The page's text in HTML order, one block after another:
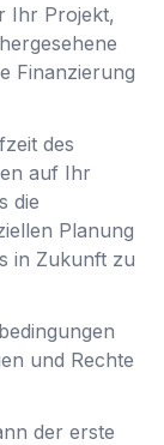
Ihr Projekt,
Finanzierung
des
auf Ihr
die
Planung
in Zukunft zu
und Rechte
der erste